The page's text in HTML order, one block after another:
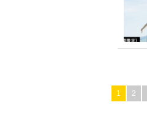
1 2